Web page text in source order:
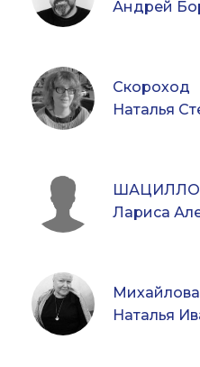
Андрей
Скороход
Наталья
ШАЦИЛЛО
Лариса
Михайлова
Наталья